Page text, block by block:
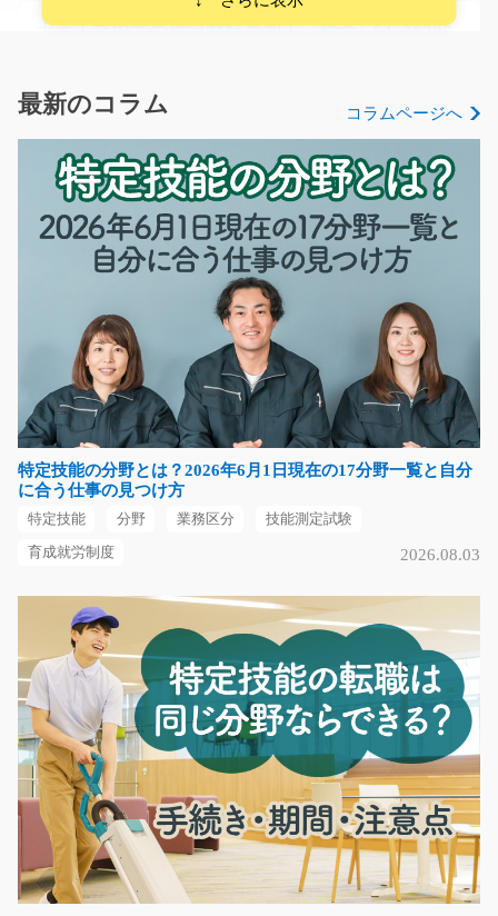
大手工業内での建築材料の加工・検査/y04_00385
緊急募集！！長期安定・日勤のお仕事！アパートやマン
長期（3ヶ月以上）
時給1150円～
栃木県真岡市
気になる
ペタペタ 航空機部品へフィルム貼り/g01_01516
急募
航空機部品に特殊のフィルムを貼るだけのお仕事になり
ます！！モクモク作…
長期（3ヶ月以上）
時給1200円
岐阜県各務原市
金属製品の製造補助や運搬！/y01_01184
＜業務詳細＞ ★高時給★未経験の方も大歓迎♪♪ 金属製
品の製造する補助のお…
長期（3ヶ月以上）
時給1200円～
愛知県名古屋市中川区
気になる
最新のコラム コラムページへ
特定技能の分野とは？2026年6月1日現在の17分野一覧と自分
に合う仕事の見つけ方
特定技能 分野 業務区分 技能測定試験
育成就労制度 2026.08.03